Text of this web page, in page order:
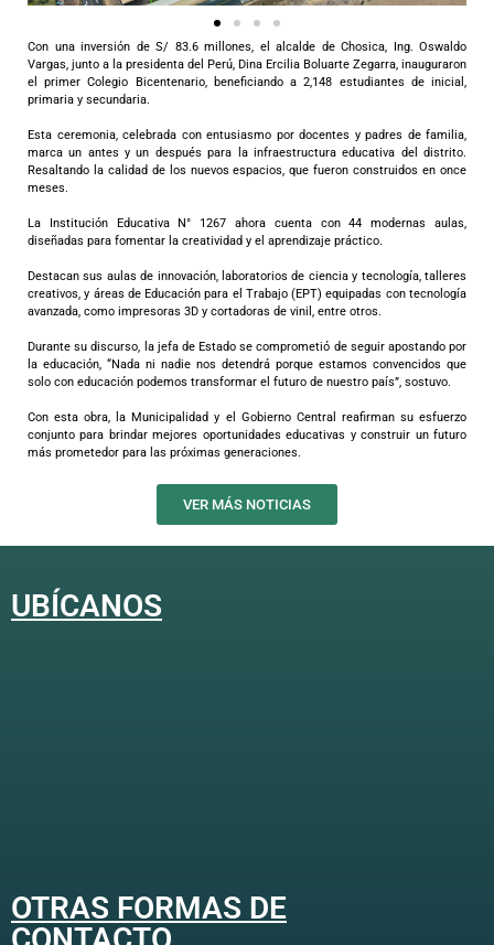
Con una inversión de S/ 83.6 millones, el alcalde de Chosica, Ing. Oswaldo
Vargas, junto a la presidenta del Perú, Dina Ercilia Boluarte Zegarra, inauguraron
el primer Colegio Bicentenario, beneficiando a 2,148 estudiantes de inicial,
primaria y secundaria.
Esta ceremonia, celebrada con entusiasmo por docentes y padres de familia,
marca un antes y un después para la infraestructura educativa del distrito.
Resaltando la calidad de los nuevos espacios, que fueron construidos en once
meses.
La Institución Educativa N° 1267 ahora cuenta con 44 modernas aulas,
diseñadas para fomentar la creatividad y el aprendizaje práctico.
Destacan sus aulas de innovación, laboratorios de ciencia y tecnología, talleres
creativos, y áreas de Educación para el Trabajo (EPT) equipadas con tecnología
avanzada, como impresoras 3D y cortadoras de vinil, entre otros.
Durante su discurso, la jefa de Estado se comprometió de seguir apostando por
la educación, “Nada ni nadie nos detendrá porque estamos convencidos que
solo con educación podemos transformar el futuro de nuestro país”, sostuvo.
Con esta obra, la Municipalidad y el Gobierno Central reafirman su esfuerzo
conjunto para brindar mejores oportunidades educativas y construir un futuro
más prometedor para las próximas generaciones.
VER MÁS NOTICIAS
UBÍCANOS
OTRAS FORMAS DE